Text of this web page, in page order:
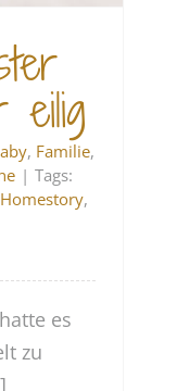
eilig
, Familie,
| Tags:
Homestory,
es
zu